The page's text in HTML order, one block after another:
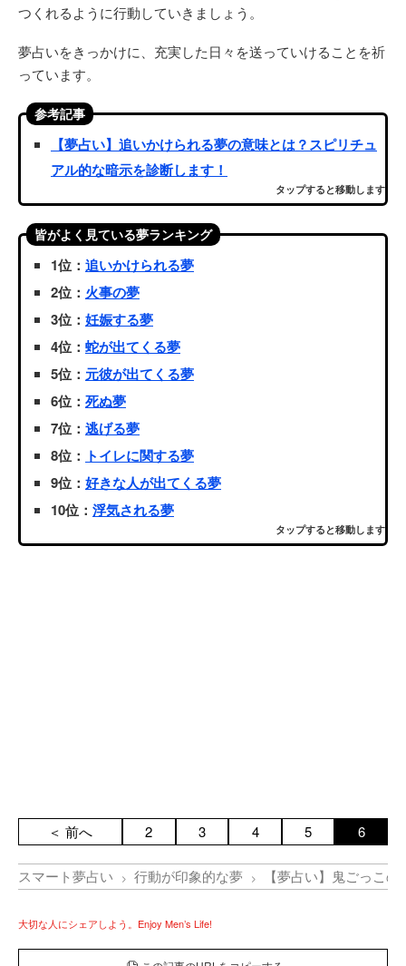
つくれるように行動していきましょう。
夢占いをきっかけに、充実した日々を送っていけることを祈
っています。
参考記事
【夢占い】追いかけられる夢の意味とは？スピリチュ
アル的な暗示を診断します！
タップすると移動します
皆がよく見ている夢ランキング
1位： 追いかけられる夢
2位： 火事の夢
3位： 妊娠する夢
4位： 蛇が出てくる夢
5位： 元彼が出てくる夢
6位： 死ぬ夢
7位： 逃げる夢
8位： トイレに関する夢
9位： 好きな人が出てくる夢
10位： 浮気される夢
タップすると移動します
＜ 前へ 2 3 4 5 6
スマート夢占い 行動が印象的な夢 【夢占い】鬼ごっこ
大切な人にシェアしよう。Enjoy Men’s Life!